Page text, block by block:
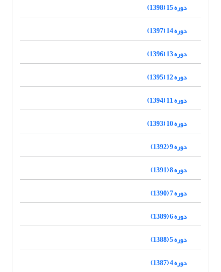
دوره 15 (1398)
دوره 14 (1397)
دوره 13 (1396)
دوره 12 (1395)
دوره 11 (1394)
دوره 10 (1393)
دوره 9 (1392)
دوره 8 (1391)
دوره 7 (1390)
دوره 6 (1389)
دوره 5 (1388)
دوره 4 (1387)